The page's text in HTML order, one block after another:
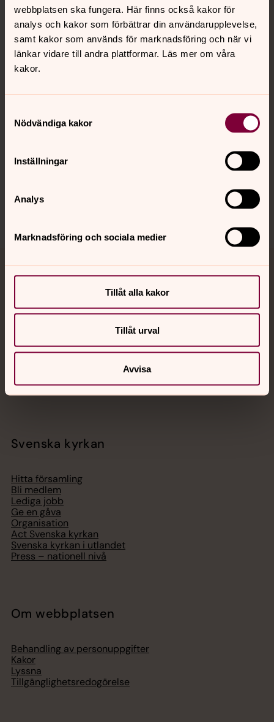
webbplatsen ska fungera. Här finns också kakor för
analys och kakor som förbättrar din användarupplevelse,
samt kakor som används för marknadsföring och när vi
länkar vidare till andra plattformar. Läs mer om våra
kakor.
Nödvändiga kakor
Inställningar
Analys
Marknadsföring och sociala medier
Tillåt alla kakor
Tillåt urval
Avvisa
Kontakt
Jourhavande präst
med en präst på kvällar och nätter.
Chatt
Telefon 112
Svenska kyrkan
Hitta församling
Bli medlem
Lediga jobb
Ge en gåva
Organisation
Act Svenska kyrkan
Svenska kyrkan i utlandet
Press – nationell nivå
Om webbplatsen
Behandling av personuppgifter
Kakor
Lyssna
Tillgänglighetsredogörelse